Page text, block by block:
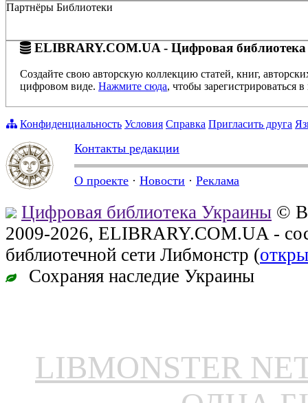
Партнёры Библиотеки
ELIBRARY.COM.UA - Цифровая библиотека
Создайте свою авторскую коллекцию статей, книг,
цифровом виде. Нажмите сюда, чтобы зарегистрироваться в
Конфиденциальность Условия Справка Пригласить друга
Контакты редакции
О проекте · Новости · Реклама
Цифровая библиотека Украины ©
2009-2026, ELIBRARY.COM.UA -
библиотечной сети Либмонстр (
Сохраняя наследие Украины
LIBMONSTER